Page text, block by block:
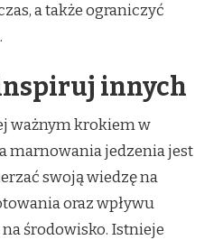
a także ograniczyć
innych
ważnym krokiem w
marnowania jedzenia jest
swoją wiedzę na
oraz wpływu
środowisko. Istnieje